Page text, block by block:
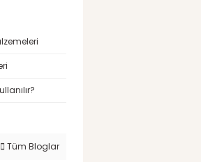
Tüm Bloglar